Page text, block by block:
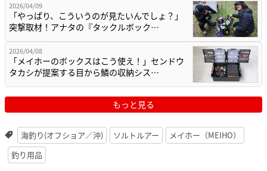
2026/04/09
「やっぱり、こういうのが見たいんでしょ？」
突撃取材！アナタの『タックルボック…
2026/04/08
「メイホーのボックスはこう使え！」センドウ
タカシが提案する目から鱗の収納シス…
もっと見る
海釣り(オフショア／沖) ソルトルアー
メイホー（MEIHO）
釣り用品